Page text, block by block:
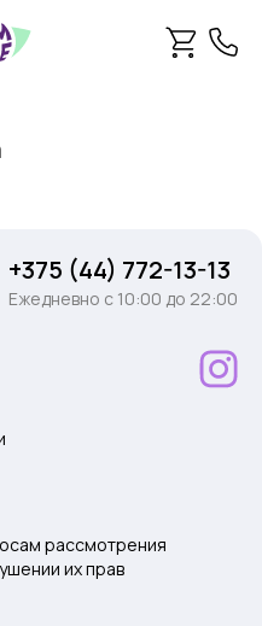
+375 (44) 772-13-13
Ежедневно c 10:00 до 22:00
рассмотрения
их прав